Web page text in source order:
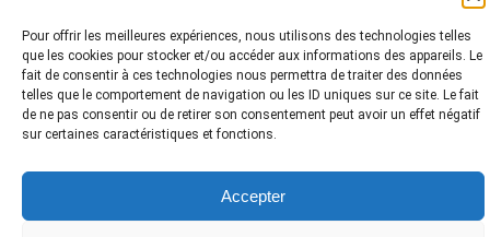
Pour offrir les meilleures expériences, nous utilisons des technologies telles
que les cookies pour stocker et/ou accéder aux informations des appareils. Le
fait de consentir à ces technologies nous permettra de traiter des données
telles que le comportement de navigation ou les ID uniques sur ce site. Le fait
de ne pas consentir ou de retirer son consentement peut avoir un effet négatif
sur certaines caractéristiques et fonctions.
Accepter
Politique de Cookies-Plan du site-